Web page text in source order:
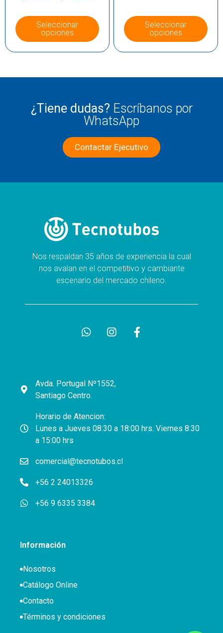
Seleccionar
opciones
Seleccionar
opciones
¿Tiene dudas? Escríbanos por
WhatsApp
Contactar Ejecutivo
Nos respaldan 35 años de experiencia la cual
nos avalan en el competitivo y cambiante
escenario del mercado chileno.
Avda. Portugal Nº1552,
Santiago Centro.
Horario de Atencion:
Lunes a Jueves 08:30 a 18:00 hrs. Viernes 8:30
a 15:00 hrs
comercial@tecnotubos.cl
+56 2 24013326
+56 9 6335 3384
Información
Nosotros
Catálogo Online
Contacto
Términos y condiciones